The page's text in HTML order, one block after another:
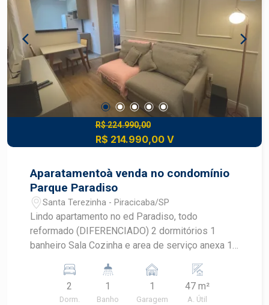
R$ 224.990,00
R$ 214.990,00 V
Aparatamentoà venda no condomínio
Parque Paradiso
Santa Terezinha - Piracicaba/SP
Lindo apartamento no ed Paradiso, todo
reformado (DIFERENCIADO) 2 dormitórios 1
banheiro Sala Cozinha e area de serviço anexa 1
2
Dorm.
1
Banho
1
Garagem
47 m²
A. Útil